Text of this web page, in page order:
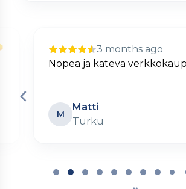
3 months ago
Nopea ja kätevä
M
Matti
Turku